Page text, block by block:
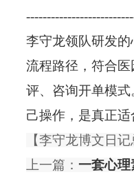
李守龙领队研发的
流程路径，符合
评、咨询开单模
己操作，是真正适
【李守龙博文日记
上一篇： 一套心理